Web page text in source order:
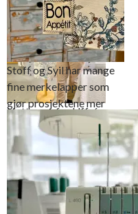
fra Stoff og Stil
Hatten av for Uffe´s
innsats og stilige
design
Stoff og Syil har mange
fine merkelapper som
gjør prosjektene mer
personlige